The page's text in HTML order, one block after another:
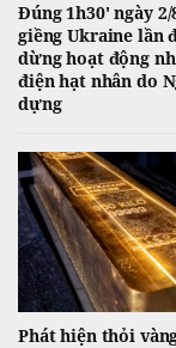
Đúng 1h30' ngày
giềng Ukraine lần
dừng hoạt động
điện hạt nhân do
dựng
Phát hiện thỏi